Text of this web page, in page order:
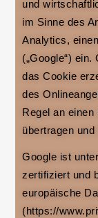
und
im Sinne des
Analytics,
(„Google“)
das Cookie
des
Regel an
übertragen
Google ist
zertifiziert und
europäische
(https://